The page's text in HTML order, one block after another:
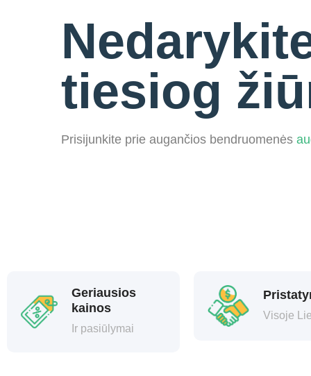
tiesiog
Prisijunkite prie augančios bendruomenės
Geriausios
kainos
Ir pasiūlymai
Visoje